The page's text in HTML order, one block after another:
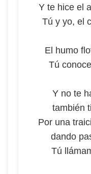
Y te hice el
Tú y yo, el
El humo
Tú
Y no te
también
Por una
dando
Tú